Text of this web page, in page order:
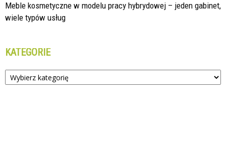
Meble kosmetyczne w modelu pracy hybrydowej – jeden gabinet,
wiele typów usług
KATEGORIE
Kategorie